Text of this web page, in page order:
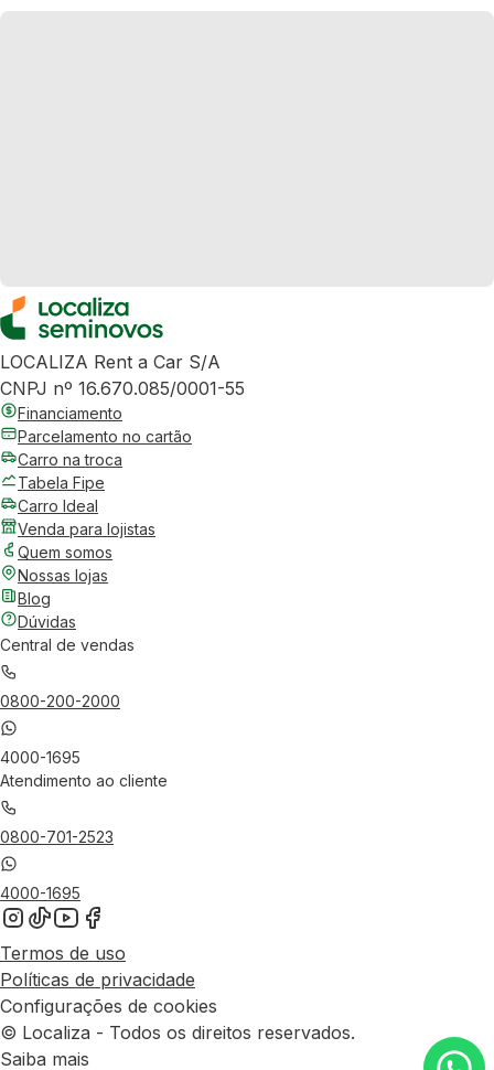
LOCALIZA Rent a Car S/A
CNPJ nº 16.670.085/0001-55
Financiamento
Parcelamento no cartão
Carro na troca
Tabela Fipe
Carro Ideal
Venda para lojistas
Quem somos
Nossas lojas
Blog
Dúvidas
Central de vendas
0800-200-2000
4000-1695
Atendimento ao cliente
0800-701-2523
4000-1695
Termos de uso
Políticas de privacidade
Configurações de cookies
© Localiza - Todos os direitos reservados.
Saiba mais